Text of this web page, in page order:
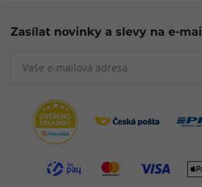
Zasílat novinky a slevy na e-mail